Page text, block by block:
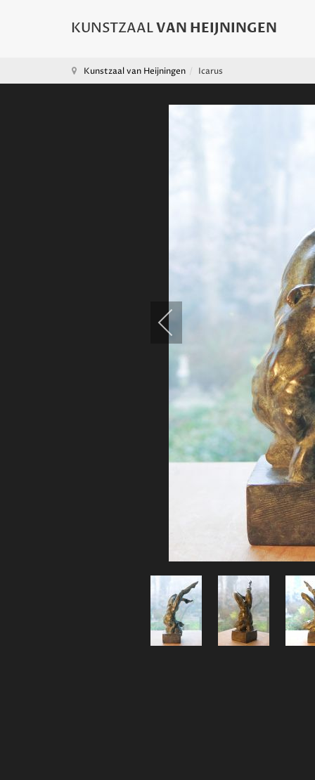
Kunstzaal van Heijningen Icarus